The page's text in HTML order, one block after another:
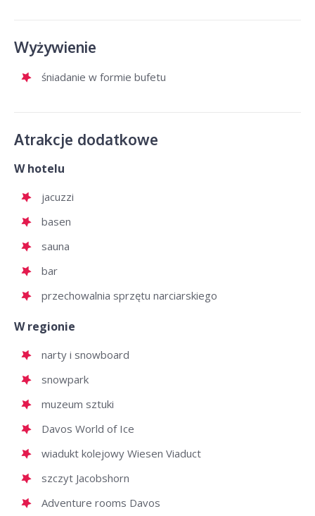
Wyżywienie
śniadanie w formie bufetu
Atrakcje dodatkowe
W hotelu
jacuzzi
basen
sauna
bar
przechowalnia sprzętu narciarskiego
W regionie
narty i snowboard
snowpark
muzeum sztuki
Davos World of Ice
wiadukt kolejowy Wiesen Viaduct
szczyt Jacobshorn
Adventure rooms Davos